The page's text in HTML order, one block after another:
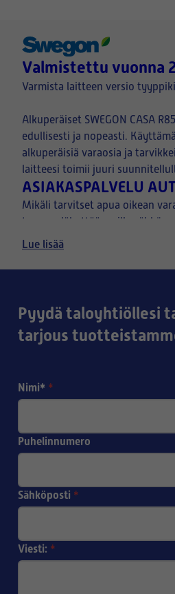
Valmistettu vuonna
Varmista laitteen versio
Alkuperäiset SWEGON CASA
edullisesti ja nopeasti.
alkuperäisiä varaosia ja
laitteesi toimii juuri
ASIAKASPALVELU
Mikäli tarvitset apua oikean
tapa on lähettää meille
ilmanvaihtolaitteen
Lue lisää
Pyydä taloyhtiöllesi
tarjous
Nimi* *
Puhelinnumero
Sähköposti *
Viesti: *